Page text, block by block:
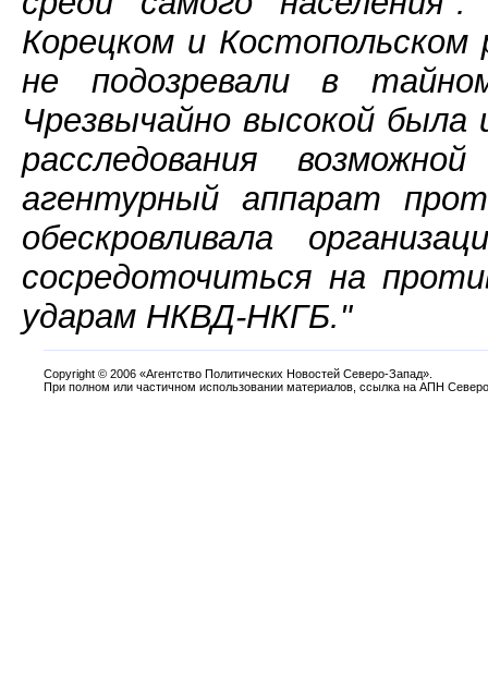
Корецком и
не подозревали в
Чрезвычайно высокой была
расследования
агентурный аппарат
обескровливала
сосредоточиться на
ударам НКВД-НКГБ."
Copyright © 2006 «Агентство Политических Новостей Северо-Запад».
При полном или частичном использовании материалов, ссылка на АПН